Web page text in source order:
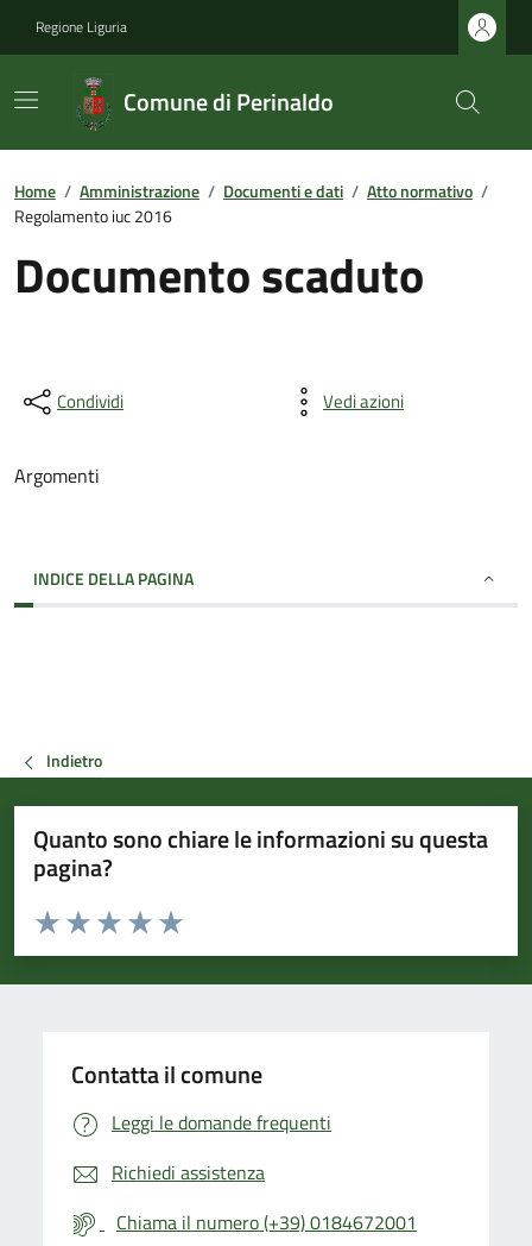
Regione Liguria
Comune di Perinaldo
Home / Amministrazione / Documenti e dati / Atto normativo /
Regolamento iuc 2016
Documento scaduto
Condividi Vedi azioni
Argomenti
INDICE DELLA PAGINA
Indietro
Quanto sono chiare le informazioni su questa
pagina?
Valuta da 1 a 5 stelle la pagina
Valuta 5 stelle su 5
Valuta 4 stelle su 5
Valuta 3 stelle su 5
Valuta 2 stelle su 5
Valuta 1 stelle su 5
Contatta il comune
Leggi le domande frequenti
Richiedi assistenza
Chiama il numero (+39) 0184672001